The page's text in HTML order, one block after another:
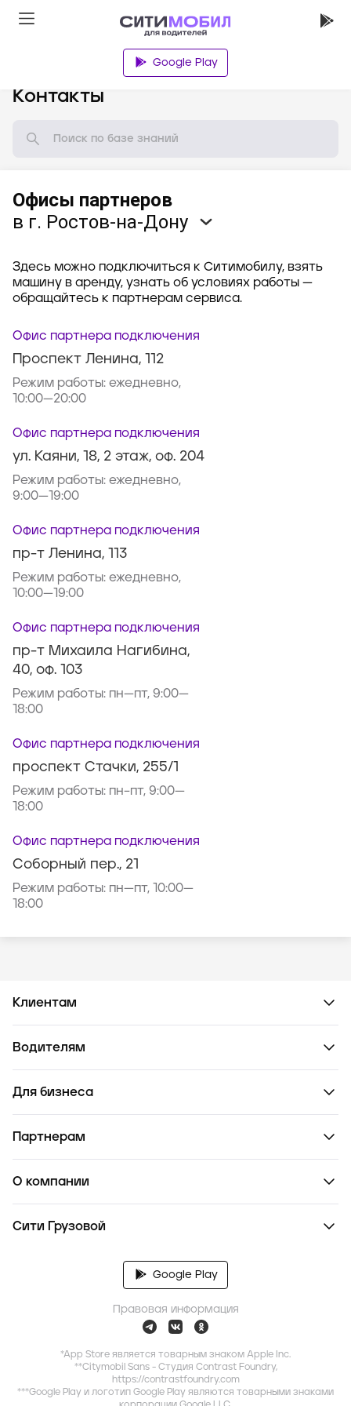
Google Play
Контакты
Офисы партнеров
в г. Ростов-на-Дону
Здесь можно подключиться к Ситимобилу, взять
машину в аренду, узнать об условиях работы —
обращайтесь к партнерам сервиса.
Офис партнера подключения
Проспект Ленина, 112
Режим работы: ежедневно,
10:00—20:00
Офис партнера подключения
ул. Каяни, 18, 2 этаж, оф. 204
Режим работы: ежедневно,
9:00—19:00
Офис партнера подключения
пр-т Ленина, 113
Режим работы: ежедневно,
10:00—19:00
Офис партнера подключения
пр-т Михаила Нагибина,
40, оф. 103
Режим работы: пн—пт, 9:00—
18:00
Офис партнера подключения
проспект Стачки, 255/1
Режим работы: пн–пт, 9:00—
18:00
Офис партнера подключения
Соборный пер., 21
Режим работы: пн—пт, 10:00—
18:00
Клиентам
Водителям
Для бизнеса
Партнерам
О компании
Сити Грузовой
Google Play
Правовая информация
*App Store является товарным знаком Apple Inc.
**Citymobil Sans - Студия Contrast Foundry,
https://contrastfoundry.com
***Google Play и логотип Google Play являются товарными знаками